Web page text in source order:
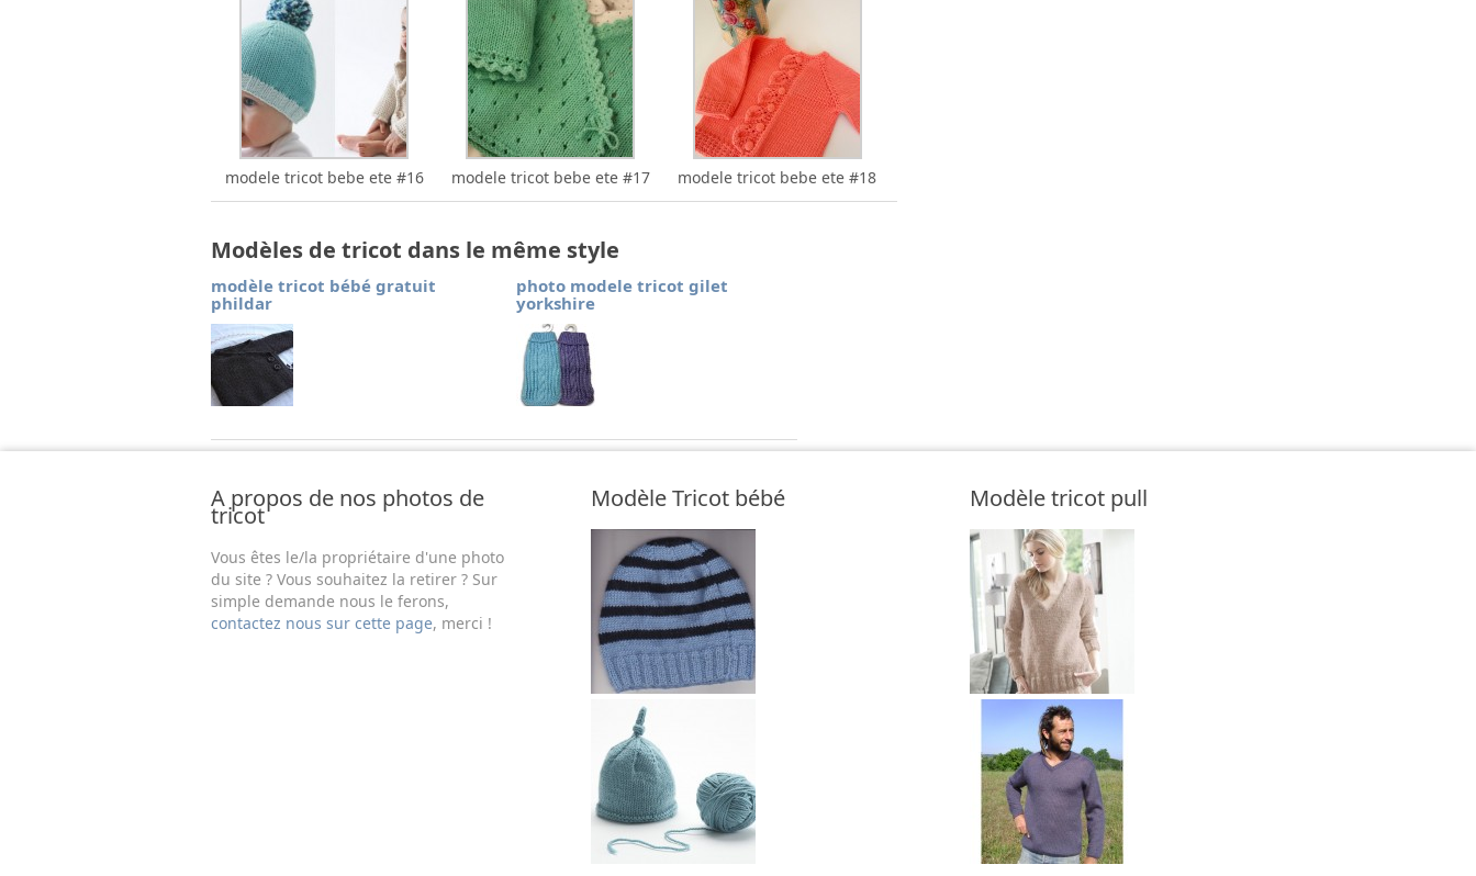
modele tricot bebe ete #16 modele tricot bebe ete #17 modele tricot bebe ete #18
Modèles de tricot dans le même style
modèle tricot bébé gratuit
phildar
photo modele tricot gilet
yorkshire
A propos de nos photos de
tricot
Vous êtes le/la propriétaire d'une photo
du site ? Vous souhaitez la retirer ? Sur
simple demande nous le ferons,
contactez nous sur cette page, merci !
Modèle Tricot bébé Modèle tricot pull